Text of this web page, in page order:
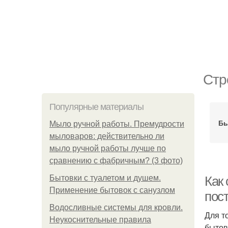
Популярные материалы
Мыло ручной работы. Премудрости
мыловаров: действительно ли
мыло ручной работы лучше по
сравнению с фабричным? (3 фото)
Бытовки с туалетом и душем.
Применение бытовок с санузлом
Водосливные системы для кровли.
Неукоснительные правила
Как
Для